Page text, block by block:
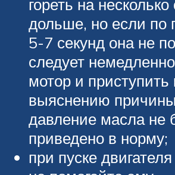
гореть на несколько
дольше, но если по
5-7 секунд она не
следует
мотор и приступить
выяснению
давление масла не
приведено в норму;
при пуске